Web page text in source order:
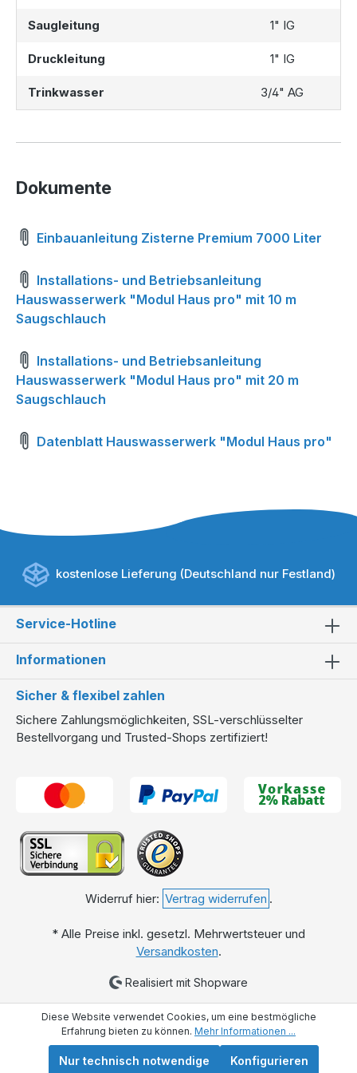
Saugleitung 1" IG
Druckleitung 1" IG
Trinkwasser 3/4" AG
Dokumente
Einbauanleitung Zisterne Premium 7000 Liter
Installations- und Betriebsanleitung
Hauswasserwerk "Modul Haus pro" mit 10 m
Saugschlauch
Installations- und Betriebsanleitung
Hauswasserwerk "Modul Haus pro" mit 20 m
Saugschlauch
Datenblatt Hauswasserwerk "Modul Haus pro"
kostenlose Lieferung (Deutschland nur Festland)
Service-Hotline
Informationen
Sicher & flexibel zahlen
Sichere Zahlungsmöglichkeiten, SSL-verschlüsselter
Bestellvorgang und Trusted-Shops zertifiziert!
Widerruf hier: Vertrag widerrufen .
* Alle Preise inkl. gesetzl. Mehrwertsteuer und
Versandkosten.
Realisiert mit Shopware
Diese Website verwendet Cookies, um eine bestmögliche
Erfahrung bieten zu können. Mehr Informationen ...
Nur technisch notwendige Konfigurieren